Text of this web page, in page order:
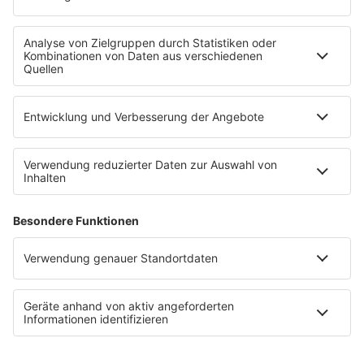
WERBUNG
Mediadaten und Preisliste
Ansprechpartner
Impressum
Datenschutz
Datenschutzeinstellungen
Datenverarbeitung bei Gewinnspielen
Teilnahmebedingungen
Gewinnspielregeln Social Media
KI-Leitlinie